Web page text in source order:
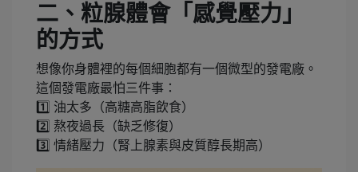
二、粒腺體會「感覺壓力」
的方式
想像你身體裡的每個細胞都有一個微型的發電廠。
這個發電廠最怕三件事：
1️⃣ 油太多（高糖高脂飲食）
2️⃣ 熬夜過長（缺乏修復）
3️⃣ 情緒壓力（腎上腺素與皮質醇長期高）